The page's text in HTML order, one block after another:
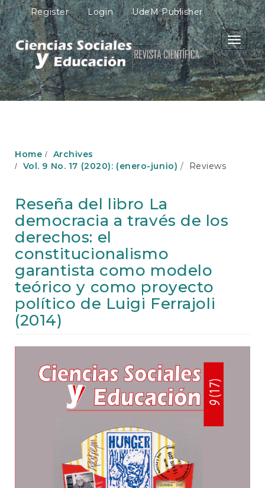
M
a
i
n
N
a
v
i
g
n
n
C
n
t
e
n
t
S
i
d
b
Register Login UdeM Publisher
Toggle
Home
Archives
Vol. 9 No. 17 (2020): (enero-junio)
Reviews
Reseña del libro La
democracia a través de los
derechos: el
constitucionalismo
garantista como modelo
teórico y como proyecto
político de Luigi Ferrajoli
(2014)
Sidebar